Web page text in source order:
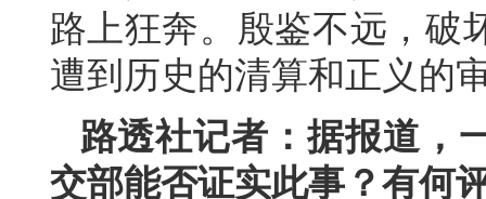
路上狂奔。殷鉴不远，破
遭到历史的清算和正义的
路透社记者：据报道，
交部能否证实此事？有何